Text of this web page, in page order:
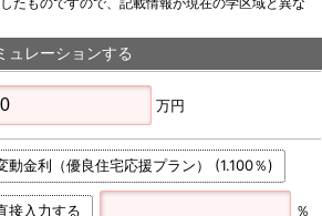
ュレーションする
万円
動金利（優良住宅応援プラン） (1.100％)
接入力する ％